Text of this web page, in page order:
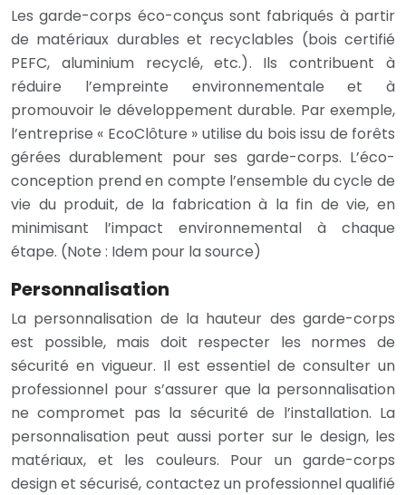
Les garde-corps éco-conçus sont fabriqués à partir
de matériaux durables et recyclables (bois certifié
PEFC, aluminium recyclé, etc.). Ils contribuent à
réduire l’empreinte environnementale et à
promouvoir le développement durable. Par exemple,
l’entreprise « EcoClôture » utilise du bois issu de forêts
gérées durablement pour ses garde-corps. L’éco-
conception prend en compte l’ensemble du cycle de
vie du produit, de la fabrication à la fin de vie, en
minimisant l’impact environnemental à chaque
étape. (Note : Idem pour la source)
Personnalisation
La personnalisation de la hauteur des garde-corps
est possible, mais doit respecter les normes de
sécurité en vigueur. Il est essentiel de consulter un
professionnel pour s’assurer que la personnalisation
ne compromet pas la sécurité de l’installation. La
personnalisation peut aussi porter sur le design, les
matériaux, et les couleurs. Pour un garde-corps
design et sécurisé, contactez un professionnel qualifié